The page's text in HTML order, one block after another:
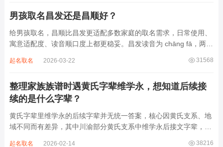
男孩取名昌发还是昌顺好？
给男孩取名，昌顺比昌发更适配多数家庭的取名需求，日常使用、
寓意适配度、读音顺口度上都更稳妥。昌发读音为 chāng fā，两个
离叫名字时辨识度不高。昌字本义为兴盛、繁茂，发字核心指向发
31568
起名取名 2026-03-22
整理家族族谱时遇黄氏字辈维学永，想知道后续接
续的是什么字辈？
黄氏字辈里维学永的后续字辈并无统一答案，核心因黄氏支系、地
域不同而有差异，其中川渝部分黄氏支系中维学永后接文字辈，完
38216
起名取名 2026-02-14